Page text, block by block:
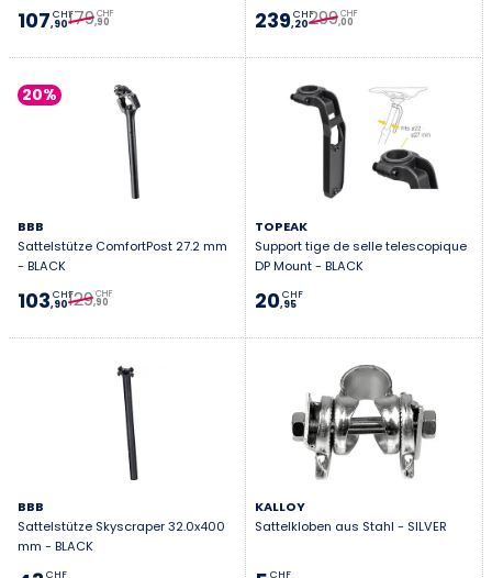
107,90
CHF179,90
CHF 239,20
CHF299,00
CHF
20%
BBB
Sattelstütze ComfortPost 27.2 mm
- BLACK
103,90
CHF129,90
CHF
TOPEAK
Support tige de selle telescopique
DP Mount - BLACK
20,95
CHF
BBB
Sattelstütze Skyscraper 32.0x400
mm - BLACK
CHF
KALLOY
Sattelkloben aus Stahl - SILVER
CHF